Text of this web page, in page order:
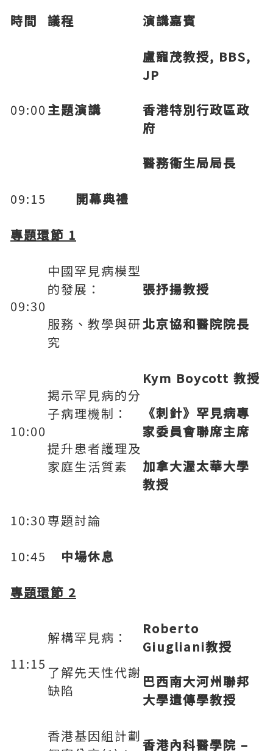
時間
議程 演講嘉賓
09:00 主題演講
盧寵茂教授, BBS,
JP
香港特別行政區政
府
醫務衞生局局長
09:15 開幕典禮
專題環節 1
09:30
中國罕見病模型
的發展：
服務、教學與研
究
張抒揚教授
北京協和醫院院長
10:00
揭示罕見病的分
子病理機制：
提升患者護理及
家庭生活質素
Kym Boycott 教授
《刺針》罕見病專
家委員會聯席主席
加拿大渥太華大學
教授
10:30專題討論
10:45 中場休息
專題環節 2
11:15
解構罕見病：
了解先天性代謝
缺陷
Roberto
Giugliani教授
巴西南大河州聯邦
大學遺傳學教授
香港基因組計劃
香港內科醫學院 –